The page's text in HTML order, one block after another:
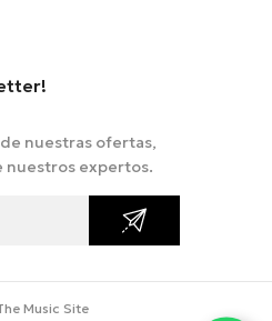
nuestras ofertas,
nuestros expertos.
Music Site